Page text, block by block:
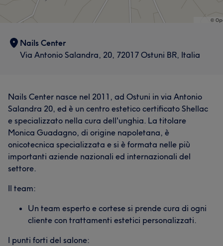
Nails Center
Via Antonio Salandra, 20, 72017 Ostuni BR, Italia
Nails Center nasce nel 2011, ad Ostuni in via Antonio
Salandra 20, ed è un centro estetico certificato Shellac
e specializzato nella cura dell'unghia. La titolare
Monica Guadagno, di origine napoletana, è
onicotecnica specializzata e si è formata nelle più
importanti aziende nazionali ed internazionali del
settore.
Il team:
Un team esperto e cortese si prende cura di ogni
cliente con trattamenti estetici personalizzati.
I punti forti del salone: